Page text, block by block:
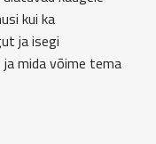
kui ka
ja isegi
mida võime tema